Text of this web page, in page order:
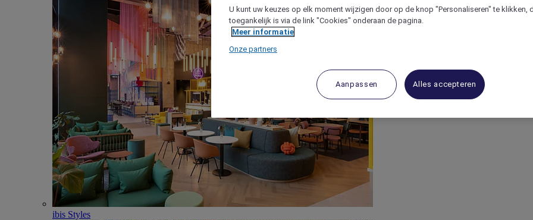
ibis Styles
U kunt uw keuzes op elk moment wijzigen door op de knop "Personaliseren" te klikken,
toegankelijk is via de link "Cookies" onderaan de pagina.
Meer informatie
Onze partners
Aanpassen Alles accepteren